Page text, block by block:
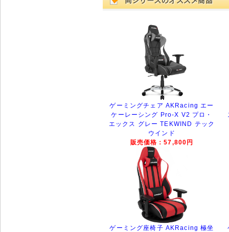
ゲーミングチェア AKRacing エー
ケーレーシング Pro-X V2 プロ・
エックス グレー TEKWIND テック
ウインド
販売価格：57,800円
ゲーミング座椅子 AKRacing 極坐